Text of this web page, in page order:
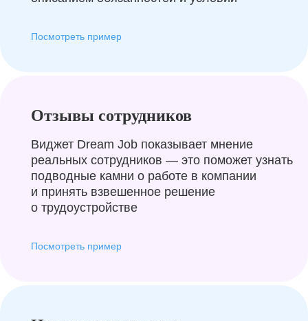
Посмотреть пример
Отзывы сотрудников
Виджет Dream Job показывает мнение
реальных сотрудников — это поможет узнать
подводные камни о работе в компании
и принять взвешенное решение
о трудоустройстве
Посмотреть пример